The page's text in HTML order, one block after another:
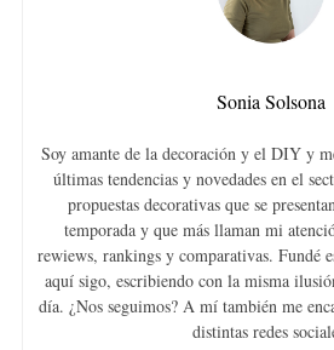
Sonia Solsona
Soy amante de la decoración y el DIY y
últimas tendencias y novedades en el
propuestas decorativas que se
temporada y que más llaman mi
rewiews, rankings y comparativas. Fundé
aquí sigo, escribiendo con la misma
día. ¿Nos seguimos? A mí también me
distintas redes